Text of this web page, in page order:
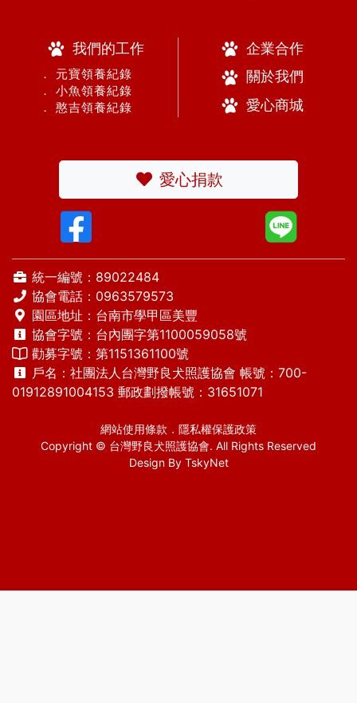
我們的工作
． 元寶領養紀錄
． 小魚領養紀錄
． 憨吉領養紀錄
企業合作
關於我們
愛心商城
愛心捐款
統一編號：89022484
協會電話： 0963579573
園區地址：台南市學甲區美豐
協會字號：台內團字第1100059058號
勸募字號：第1151361100號
戶名：社團法人台灣野良犬照護協會 帳號：700-
01912891004153 郵政劃撥帳號：31651071
網站使用條款 ． 隱私權保護政策
Copyright © 台灣野良犬照護協會. All Rights Reserved
Design By TskyNet